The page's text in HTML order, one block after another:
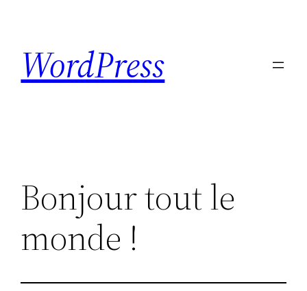
content
WordPress
Bonjour tout le
monde !